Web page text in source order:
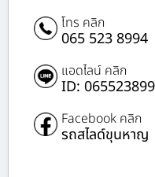
โทร คลิก
065 523 8994
แอดไลน์ คลิก
ID:
Facebook คลิก
รถสไลด์ขุนหาญ